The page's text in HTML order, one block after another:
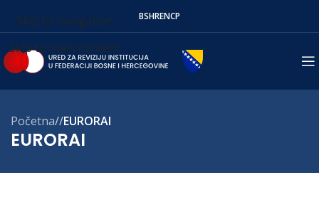
Skip to navigation
Skip to main content
BSHRENСР
EURORAI
Početna/ EURORAI